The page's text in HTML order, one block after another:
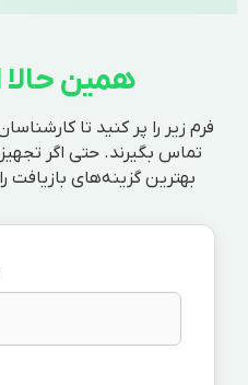
همین حالا
فرم زیر را پر کنید تا
تماس بگیرند. حتی اگر
بهترین گزینه‌های